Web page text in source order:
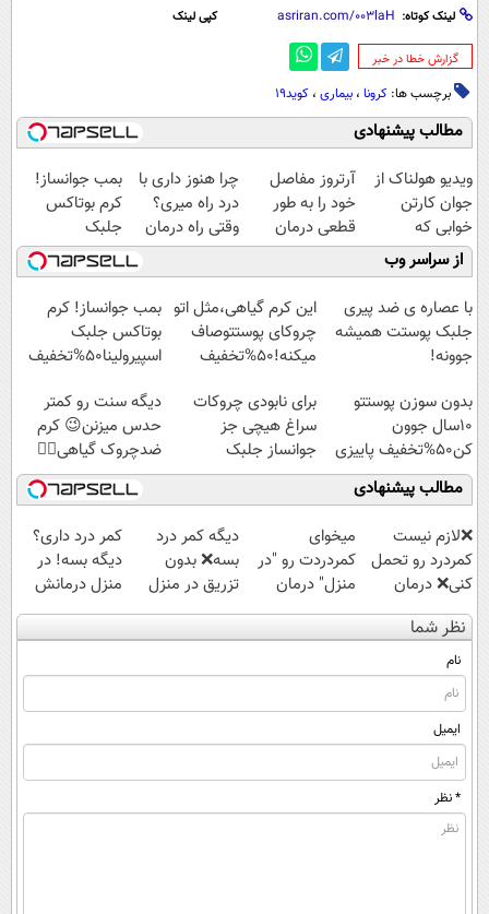
لینک کوتاه: کپی لینک
‌گزارش خطا در خبر
برچسب ها: کرونا ، بیماری ، کوید19
مطالب پیشنهادی
ویدیو هولناک از
جوان کارتن
خوابی که
میلیاردر شد.
آموزش رایگان
آرتروز مفاصل
خود را به طور
قطعی درمان
کنید!
◗پرسش‌نامه◖
چرا هنوز داری با
درد راه میری؟
وقتی راه درمان
جلو پاته!
بمب جوانساز!
کرم بوتاکس
جلبک
اسپیرولینا50%تخفیف
از سراسر وب
با عصاره ی ضد پیری
جلبک پوستت همیشه
جوونه!
این کرم گیاهی،مثل اتو
چروکای پوستتوصاف
میکنه!50%تخفیف
بمب جوانساز! کرم
بوتاکس جلبک
اسپیرولینا50%تخفیف
بدون سوزن پوستتو
10سال جوون
کن50%تخفیف پاییزی
برای نابودی چروکات
سراغ هیچی جز
جوانساز جلبک
نرو(تخفیف40%)
دیگه سنت رو کمتر
حدس میزنن😉 کرم
ضدچروک گیاهی👈🏻
45%تخفیف
مطالب پیشنهادی
❌لازم نیست
کمردرد رو تحمل
کنی❌ درمان
بدون جراحی و
قرص
(پرسشنامه)
میخوای
کمردردت رو "در
منزل" درمان
کنی؟ (◂فیلم +
◂پرسش‌نامه)
دیگه کمر درد
بسه❌ بدون
تزریق در منزل
درمانش کن✅
◀پرسش‌نامه پر
کمر درد داری؟
دیگه بسه! در
منزل درمانش
کن
(◀پرسش‌نامه)
نظر شما
نام
ایمیل
* نظر